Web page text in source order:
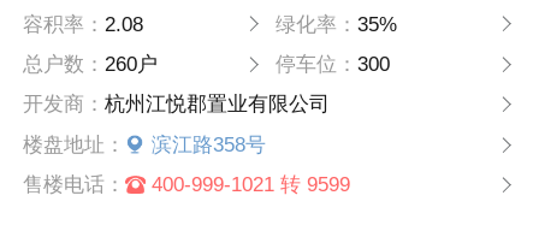
容积率： 2.08 绿化率： 35%
总户数：260户 停车位： 300
开发商：杭州江悦郡置业有限公司
楼盘地址：
滨江路358号
售楼电话：
400-999-1021 转 9599